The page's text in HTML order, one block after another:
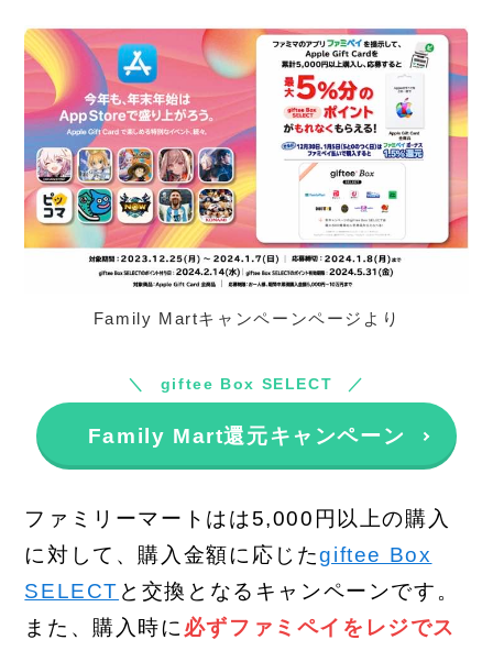
Family Martキャンペーンページより
giftee Box SELECT
Family Mart還元キャンペーン
ファミリーマートはは5,000円以上の購入
に対して、購入金額に応じたgiftee Box
SELECT と交換となるキャンペーンです。
また、購入時に必ずファミペイをレジでス